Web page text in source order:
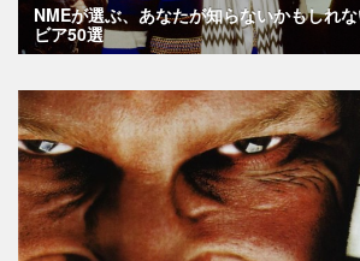
NMEが選ぶ、あなたが知らないかもしれ
ビア50選